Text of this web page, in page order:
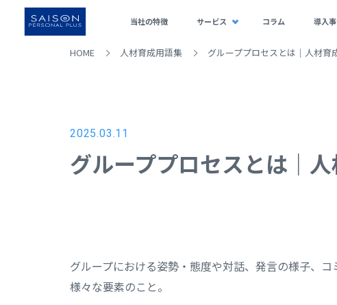
当社の特徴 サービス コラム 導入
HOME 人材育成用語集 グループプロセスとは｜人材育
2025.03.11
グループプロセスとは｜
グループにおける姿勢・態度や対話、発言の様子、
様々な要素のこと。